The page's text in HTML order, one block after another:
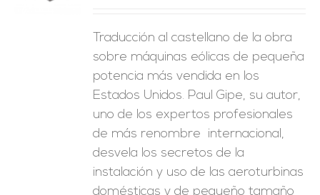
Traducción al castellano de la obra
sobre máquinas eólicas de pequeña
potencia más vendida en los
Estados Unidos. Paul Gipe, su autor,
uno de los expertos profesionales
de más renombre internacional,
desvela los secretos de la
instalación y uso de las aeroturbinas
domésticas y de pequeño tamaño